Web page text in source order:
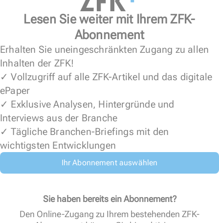
Lesen Sie weiter mit Ihrem ZFK-
Abonnement
Erhalten Sie uneingeschränkten Zugang zu allen
Inhalten der ZFK!
✓ Vollzugriff auf alle ZFK-Artikel und das digitale
ePaper
✓ Exklusive Analysen, Hintergründe und
Interviews aus der Branche
✓ Tägliche Branchen-Briefings mit den
wichtigsten Entwicklungen
Ihr Abonnement auswählen
Sie haben bereits ein Abonnement?
Den Online-Zugang zu Ihrem bestehenden ZFK-